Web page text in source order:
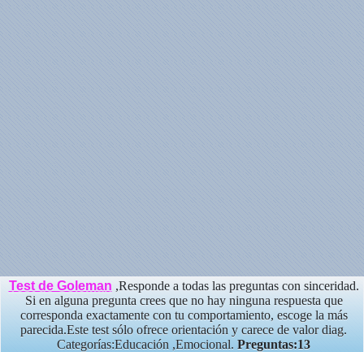
Test de Goleman ,Responde a todas las preguntas con sinceridad.
Si en alguna pregunta crees que no hay ninguna respuesta que
corresponda exactamente con tu comportamiento, escoge la más
parecida.Este test sólo ofrece orientación y carece de valor diag.
Categorías:Educación ,Emocional. Preguntas:13